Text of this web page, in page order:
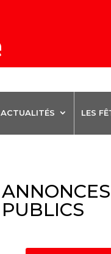
ACTUALITÉS LES
PUBLICS